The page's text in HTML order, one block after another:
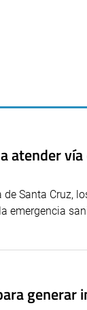
atender
Santa Cruz,
emergencia